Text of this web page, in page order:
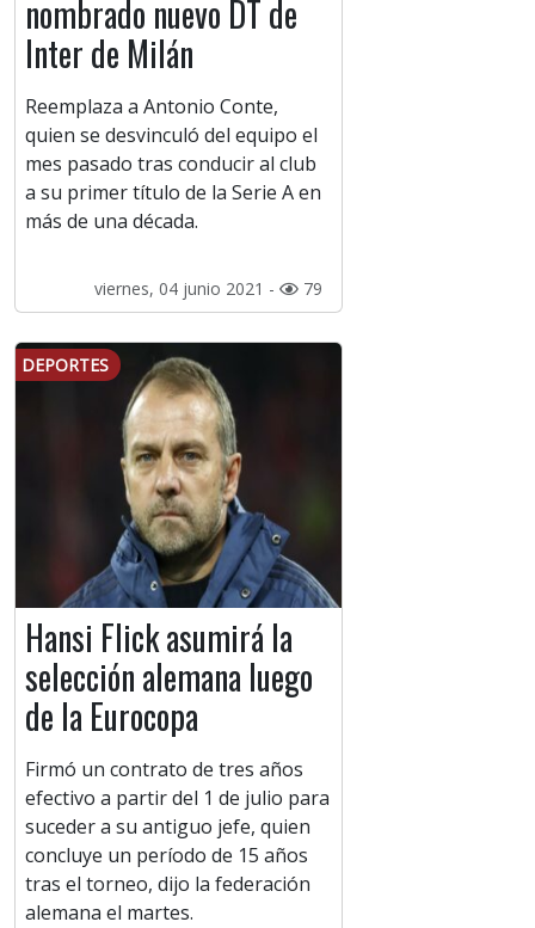
nombrado nuevo DT de
Inter de Milán
Reemplaza a Antonio Conte,
quien se desvinculó del equipo el
mes pasado tras conducir al club
a su primer título de la Serie A en
más de una década.
viernes, 04 junio 2021 - 79
DEPORTES
Hansi Flick asumirá la
selección alemana luego
de la Eurocopa
Firmó un contrato de tres años
efectivo a partir del 1 de julio para
suceder a su antiguo jefe, quien
concluye un período de 15 años
tras el torneo, dijo la federación
alemana el martes.